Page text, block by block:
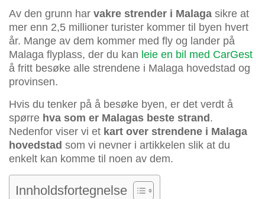
Av den grunn har vakre strender i Malaga sikre at
mer enn 2,5 millioner turister kommer til byen hvert
år. Mange av dem kommer med fly og lander på
Malaga flyplass, der du kan leie en bil med CarGest
å fritt besøke alle strendene i Malaga hovedstad og
provinsen.
Hvis du tenker på å besøke byen, er det verdt å
spørre hva som er Malagas beste strand .
Nedenfor viser vi et kart over strendene i Malaga
hovedstad som vi nevner i artikkelen slik at du
enkelt kan komme til noen av dem.
Innholdsfortegnelse